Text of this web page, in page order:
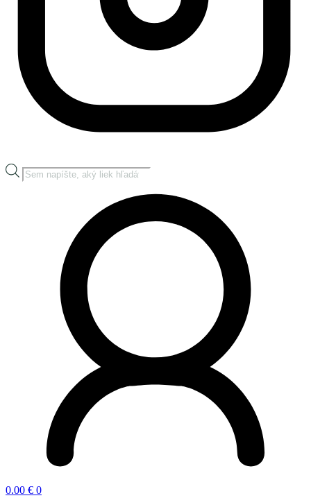
Products
search
0.00 € 0